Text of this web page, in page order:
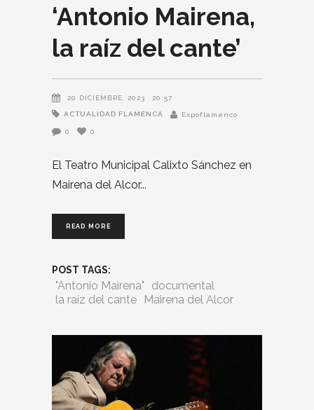
‘Antonio Mairena,
la raíz del cante’
20 DICIEMBRE, 2023 20:57
ACTUALIDAD FLAMENCA Expoflamenco
0 0
El Teatro Municipal Calixto Sánchez en
Mairena del Alcor
READ MORE
POST TAGS:
"Antonio Mairena"
documental
la raíz del cante
Mairena del Alcor